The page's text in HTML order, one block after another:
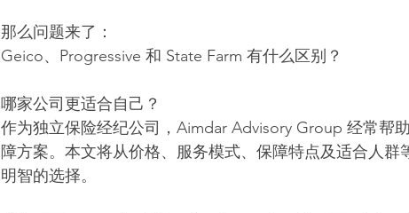
那么问题来了：
Geico、Progressive 和 State Farm 有什么区别？
哪家公司更适合自己？
作为独立保险经纪公司，Aimdar Advisory Group 经常帮
障方案。本文将从价格、服务模式、保障特点及适合人
明智的选择。